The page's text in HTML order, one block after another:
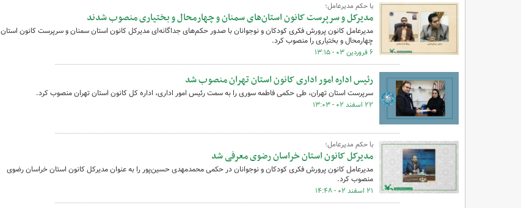
با حکم مدیرعامل؛
مدیرکل و سرپرست کانون استان‌های سمنان و چهارمحال و بختیاری منصوب شدند
مدیرعامل کانون پرورش فکری کودکان و نوجوانان با صدور حکم‌های جداگانه‌ای مدیرکل کانون استان سمنان و سرپرست کانون استان
چهارمحال و بختیاری را منصوب کرد.
۶ فروردین ۰۳ - ۱۳:۱۵
رئیس اداره امور اداری کانون استان تهران منصوب شد
سرپرست استان تهران، طی حکمی فاطمه سوری را به سمت رئیس امور اداری، اداره کل کانون استان تهران منصوب کرد.
۲۲ اسفند ۰۲ - ۱۳:۰۳
با حکم مدیرعامل؛
مدیرکل کانون استان خراسان رضوی معرفی شد
مدیرعامل کانون پرورش فکری کودکان و نوجوانان در حکمی محمدمهدی حسین‌پور را به عنوان مدیرکل کانون استان خراسان رضوی
منصوب کرد.
۲۱ اسفند ۰۲ - ۱۴:۴۸